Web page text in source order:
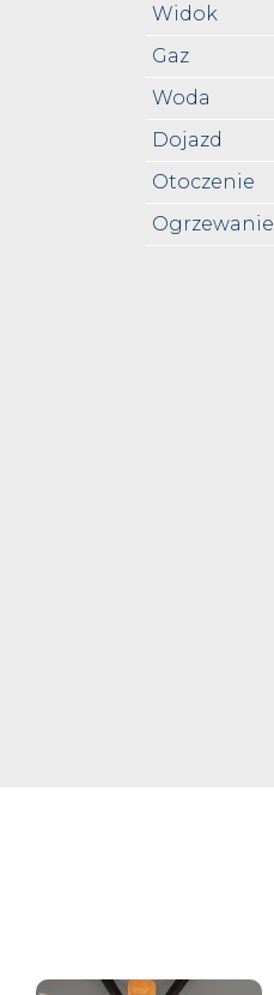
Widok
Gaz
Woda
Dojazd
Otoczenie
Ogrzewanie